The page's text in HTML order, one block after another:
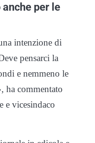
per le
intenzione di
pensarci la
e nemmeno le
ha commentato
e vicesindaco